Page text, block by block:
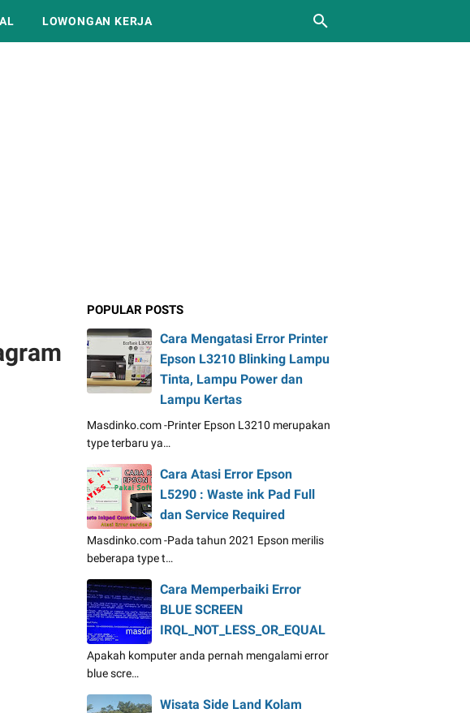
LOWONGAN KERJA
POPULAR POSTS
Cara Mengatasi Error Printer
Epson L3210 Blinking Lampu
Tinta, Lampu Power dan
Lampu Kertas
Masdinko.com -Printer Epson L3210 merupakan
type terbaru ya…
Cara Atasi Error Epson
L5290 : Waste ink Pad Full
dan Service Required
Masdinko.com -Pada tahun 2021 Epson merilis
beberapa type t…
Cara Memperbaiki Error
BLUE SCREEN
IRQL_NOT_LESS_OR_EQUAL
Apakah komputer anda pernah mengalami error
blue scre…
Wisata Side Land Kolam